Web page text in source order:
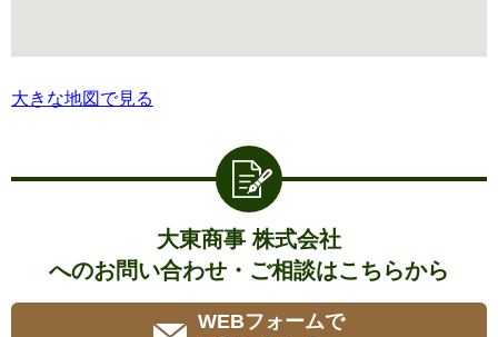
大きな地図で見る
大東商事 株式会社
へのお問い合わせ・ご相談はこちらから
WEBフォームで